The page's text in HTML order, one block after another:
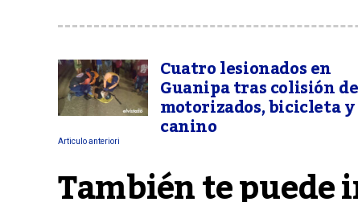
Cuatro lesionados en
Guanipa tras colisión de
motorizados, bicicleta y
canino
Articulo anteriori
También te puede